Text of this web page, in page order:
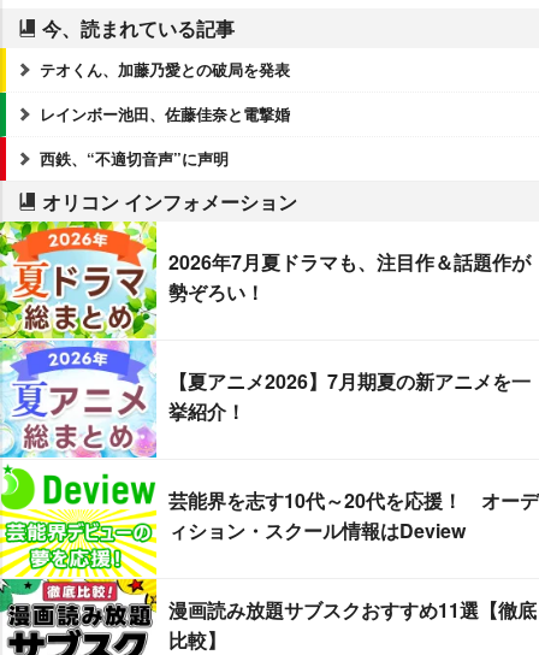
今、読まれている記事
テオくん、加藤乃愛との破局を発表
レインボー池田、佐藤佳奈と電撃婚
西鉄、“不適切音声”に声明
オリコン インフォメーション
2026年7月夏ドラマも、注目作＆話題作が
勢ぞろい！
【夏アニメ2026】7月期夏の新アニメを一
挙紹介！
芸能界を志す10代～20代を応援！ オーデ
ィション・スクール情報はDeview
漫画読み放題サブスクおすすめ11選【徹底
比較】